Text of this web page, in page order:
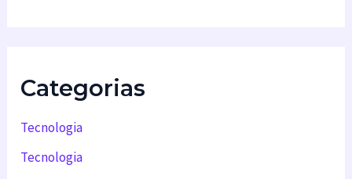
Categorias
Tecnologia
Tecnologia